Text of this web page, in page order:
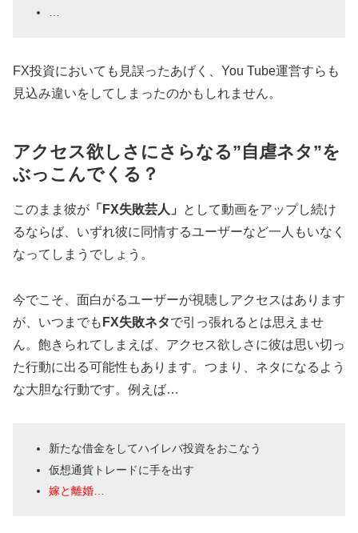
FX投資においても見誤ったあげく、You Tube運営すらも
見込み違いをしてしまったのかもしれません。
アクセス欲しさにさらなる”自虐ネタ”を
ぶっこんでくる？
このまま彼が 「FX失敗芸人」
として動画をアップし続け
るならば、いずれ彼に同情するユーザーなど一人もいなく
なってしまうでしょう。
今でこそ、面白がるユーザーが視聴しアクセスはあります
が、いつまでも FX失敗ネタで引っ張れるとは思えませ
ん。飽きられてしまえば、アクセス欲しさに彼は思い切っ
た行動に出る可能性もあります。つまり、ネタになるよう
な大胆な行動です。例えば…
新たな借金をしてハイレバ投資をおこなう
仮想通貨トレードに手を出す
嫁と離婚…